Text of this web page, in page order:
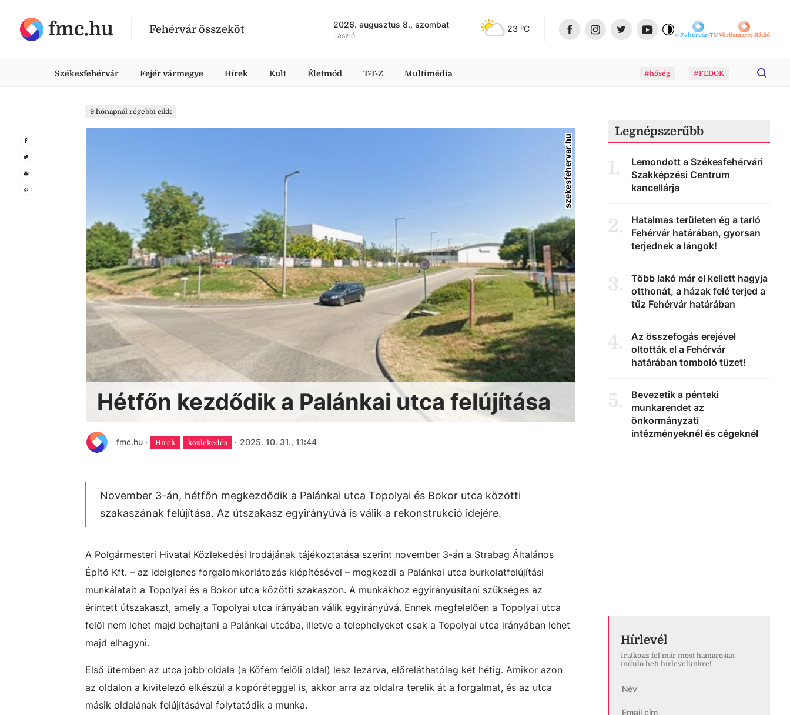
fmc.hu Fehérvár összeköt 2026. augusztus 8., szombat
László
23 °C
Fehérvár-TVVörösmarty Rádió
Székesfehérvár Fejér vármegye Hírek Kult Életmód T-T-Z Multimédia #hőség #FEDOK
9 hónapnál régebbi cikk
szekesfehervar.hu
Hétfőn kezdődik a Palánkai utca felújítása
fmc.hu · Hírek közlekedés · 2025. 10. 31., 11:44
November 3-án, hétfőn megkezdődik a Palánkai utca Topolyai és Bokor utca közötti
szakaszának felújítása. Az útszakasz egyirányúvá is válik a rekonstrukció idejére.
A Polgármesteri Hivatal Közlekedési Irodájának tájékoztatása szerint november 3-án a Strabag Általános
Építő Kft. – az ideiglenes forgalomkorlátozás kiépítésével – megkezdi a Palánkai utca burkolatfelújítási
munkálatait a Topolyai és a Bokor utca közötti szakaszon. A munkákhoz egyirányúsítani szükséges az
érintett útszakaszt, amely a Topolyai utca irányában válik egyirányúvá. Ennek megfelelően a Topolyai utca
felől nem lehet majd behajtani a Palánkai utcába, illetve a telephelyeket csak a Topolyai utca irányában lehet
majd elhagyni.
Első ütemben az utca jobb oldala (a Köfém felöli oldal) lesz lezárva, előreláthatólag két hétig. Amikor azon
az oldalon a kivitelező elkészül a kopóréteggel is, akkor arra az oldalra terelik át a forgalmat, és az utca
másik oldalának felújításával folytatódik a munka.
Legnépszerűbb
1.
Lemondott a Székesfehérvári
Szakképzési Centrum
kancellárja
2.
Hatalmas területen ég a tarló
Fehérvár határában, gyorsan
terjednek a lángok!
3.
Több lakó már el kellett hagyja
otthonát, a házak felé terjed a
tűz Fehérvár határában
4.
Az összefogás erejével
oltották el a Fehérvár
határában tomboló tüzet!
5.
Bevezetik a pénteki
munkarendet az
önkormányzati
intézményeknél és cégeknél
Hírlevél
Iratkozz fel már most hamarosan
induló heti hírlevelünkre!